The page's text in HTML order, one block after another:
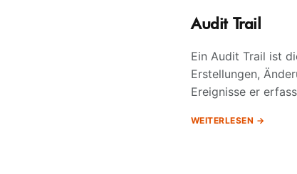
Audit Trail
Ein Audit Trail ist
Erstellungen,
Ereignisse er
WEITERLESEN